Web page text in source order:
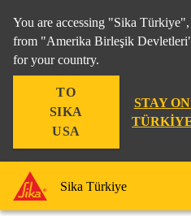
You are accessing "Sika
from "Amerika Birleşik
for your country.
TO
SIKA
USA
STAY
Sika Türkiye
Sikaflex®